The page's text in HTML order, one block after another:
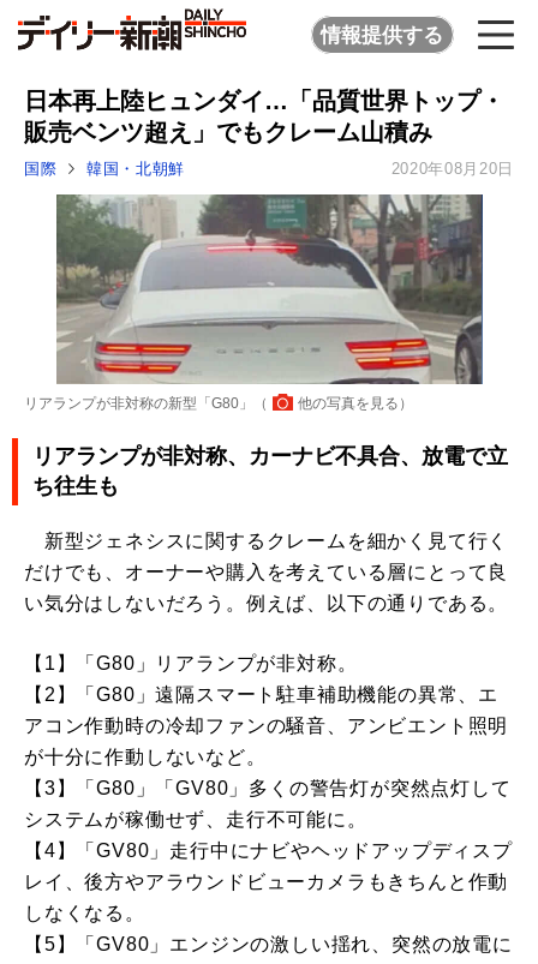
情報提供する
日本再上陸ヒュンダイ…「品質世界トップ・
販売ベンツ超え」でもクレーム山積み
国際 韓国・北朝鮮 2020年08月20日
リアランプが非対称の新型「G80」（ 他の写真を見る ）
リアランプが非対称、カーナビ不具合、放電で立
ち往生も
新型ジェネシスに関するクレームを細かく見て行く
だけでも、オーナーや購入を考えている層にとって良
い気分はしないだろう。例えば、以下の通りである。
【1】「G80」リアランプが非対称。
【2】「G80」遠隔スマート駐車補助機能の異常、エ
アコン作動時の冷却ファンの騒音、アンビエント照明
が十分に作動しないなど。
【3】「G80」「GV80」多くの警告灯が突然点灯して
システムが稼働せず、走行不可能に。
【4】「GV80」走行中にナビやヘッドアップディスプ
レイ、後方やアラウンドビューカメラもきちんと作動
しなくなる。
【5】「GV80」エンジンの激しい揺れ、突然の放電に